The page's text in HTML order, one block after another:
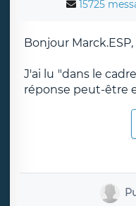
15725
Bonjour Marck.ESP,
J'ai lu "dans le
réponse peut-être